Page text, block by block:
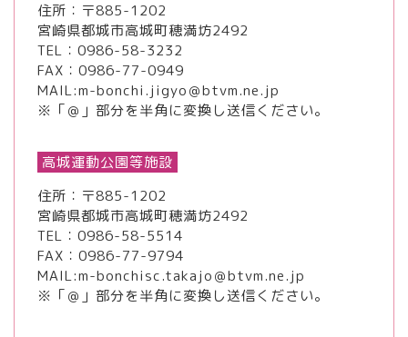
住所：〒885-1202
宮崎県都城市高城町穂満坊2492
TEL： 0986-58-3232
FAX：0986-77-0949
MAIL:m-bonchi.jigyo＠btvm.ne.jp
※「＠」部分を半角に変換し送信ください。
高城運動公園等施設
住所：〒885-1202
宮崎県都城市高城町穂満坊2492
TEL： 0986-58-5514
FAX：0986-77-9794
MAIL:m-bonchisc.takajo＠btvm.ne.jp
※「＠」部分を半角に変換し送信ください。